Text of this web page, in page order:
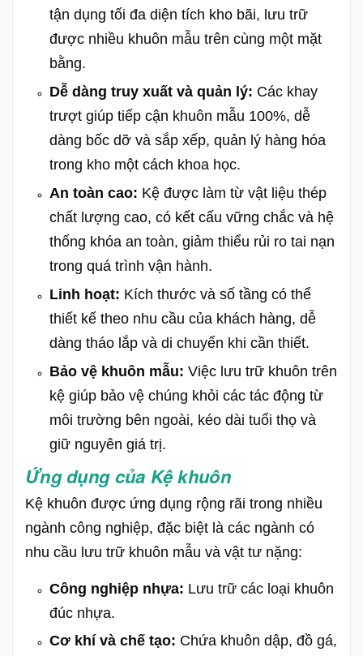
tận dụng tối đa diện tích kho bãi, lưu trữ
được nhiều khuôn mẫu trên cùng một mặt
bằng.
Dễ dàng truy xuất và quản lý: Các khay
trượt giúp tiếp cận khuôn mẫu 100%, dễ
dàng bốc dỡ và sắp xếp, quản lý hàng hóa
trong kho một cách khoa học.
An toàn cao: Kệ được làm từ vật liệu thép
chất lượng cao, có kết cấu vững chắc và hệ
thống khóa an toàn, giảm thiểu rủi ro tai nạn
trong quá trình vận hành.
Linh hoạt: Kích thước và số tầng có thể
thiết kế theo nhu cầu của khách hàng, dễ
dàng tháo lắp và di chuyển khi cần thiết.
Bảo vệ khuôn mẫu: Việc lưu trữ khuôn trên
kệ giúp bảo vệ chúng khỏi các tác động từ
môi trường bên ngoài, kéo dài tuổi thọ và
giữ nguyên giá trị.
Ứng dụng của Kệ khuôn
Kệ khuôn được ứng dụng rộng rãi trong nhiều
ngành công nghiệp, đặc biệt là các ngành có
nhu cầu lưu trữ khuôn mẫu và vật tư nặng:
Công nghiệp nhựa: Lưu trữ các loại khuôn
đúc nhựa.
Cơ khí và chế tạo: Chứa khuôn dập, đồ gá,